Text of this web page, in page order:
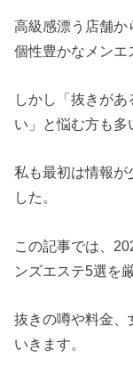
高級感漂う店舗か
個性豊かなメンエ
しかし「抜きが
い」と悩む方も多
私も最初は情報が
した。
この記事では、
ンズエステ5選を厳
抜きの噂や料金、
いきます。